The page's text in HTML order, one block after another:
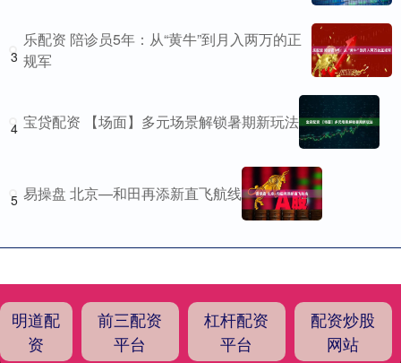
3
乐配资 陪诊员5年：从“黄牛”到月入两万的正
规军
4 宝贷配资 【场面】多元场景解锁暑期新玩法
5 易操盘 北京—和田再添新直飞航线
明道配
资
前三配资
平台
杠杆配资
平台
配资炒股
网站